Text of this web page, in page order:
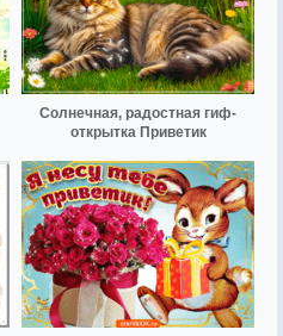
Солнечная, радостная гиф-
открытка Приветик